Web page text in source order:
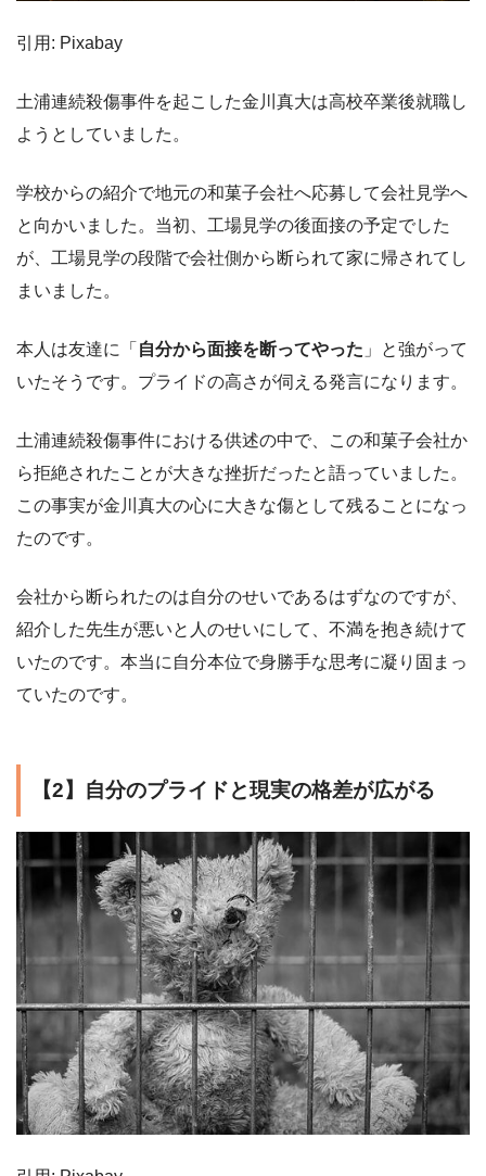
引用: Pixabay
土浦連続殺傷事件を起こした金川真大は高校卒業後就職し
ようとしていました。
学校からの紹介で地元の和菓子会社へ応募して会社見学へ
と向かいました。当初、工場見学の後面接の予定でした
が、工場見学の段階で会社側から断られて家に帰されてし
まいました。
本人は友達に「 自分から面接を断ってやった 」と強がって
いたそうです。プライドの高さが伺える発言になります。
土浦連続殺傷事件における供述の中で、この和菓子会社か
ら拒絶されたことが大きな挫折だったと語っていました。
この事実が金川真大の心に大きな傷として残ることになっ
たのです。
会社から断られたのは自分のせいであるはずなのですが、
紹介した先生が悪いと人のせいにして、不満を抱き続けて
いたのです。本当に自分本位で身勝手な思考に凝り固まっ
ていたのです。
【2】自分のプライドと現実の格差が広がる